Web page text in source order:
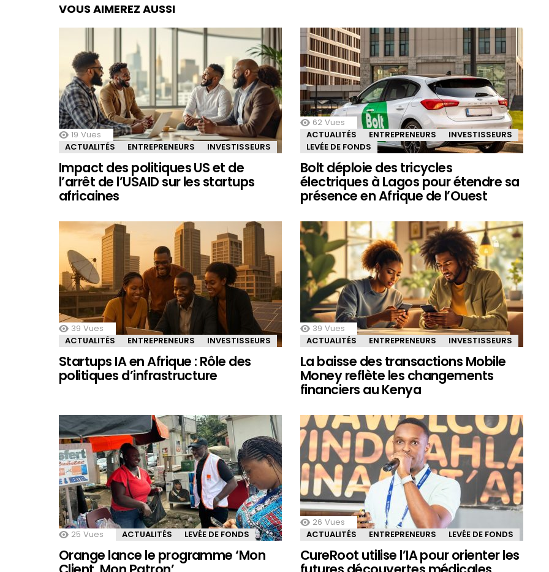
VOUS AIMEREZ AUSSI
19 Vues
ACTUALITÉS
ENTREPRENEURS INVESTISSEURS
Impact des politiques US et de
l’arrêt de l’USAID sur les startups
africaines
62 Vues
ACTUALITÉS
ENTREPRENEURS
INVESTISSEURS
LEVÉE DE FONDS
Bolt déploie des tricycles
électriques à Lagos pour étendre sa
présence en Afrique de l’Ouest
39 Vues
ACTUALITÉS
ENTREPRENEURS INVESTISSEURS
Startups IA en Afrique : Rôle des
politiques d’infrastructure
39 Vues
ACTUALITÉS
ENTREPRENEURS INVESTISSEURS
La baisse des transactions Mobile
Money reflète les changements
financiers au Kenya
25 Vues ACTUALITÉS LEVÉE DE FONDS
Orange lance le programme ‘Mon
26 Vues
ACTUALITÉS
ENTREPRENEURS LEVÉE DE FONDS
CureRoot utilise l’IA pour orienter les